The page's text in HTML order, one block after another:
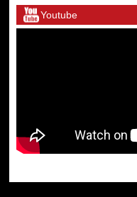
Youtube